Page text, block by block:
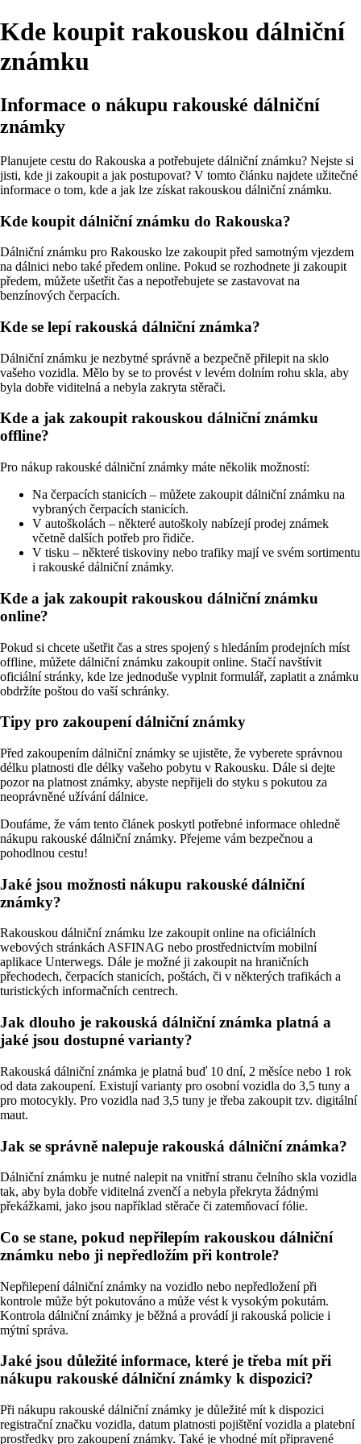
Kde koupit rakouskou dálniční
známku
Informace o nákupu rakouské dálniční
známky
Planujete cestu do Rakouska a potřebujete dálniční známku? Nejste si
jisti, kde ji zakoupit a jak postupovat? V tomto článku najdete užitečné
informace o tom, kde a jak lze získat rakouskou dálniční známku.
Kde koupit dálniční známku do Rakouska?
Dálniční známku pro Rakousko lze zakoupit před samotným vjezdem
na dálnici nebo také předem online. Pokud se rozhodnete ji zakoupit
předem, můžete ušetřit čas a nepotřebujete se zastavovat na
benzínových čerpacích.
Kde se lepí rakouská dálniční známka?
Dálniční známku je nezbytné správně a bezpečně přilepit na sklo
vašeho vozidla. Mělo by se to provést v levém dolním rohu skla, aby
byla dobře viditelná a nebyla zakryta stěrači.
Kde a jak zakoupit rakouskou dálniční známku
offline?
Pro nákup rakouské dálniční známky máte několik možností:
Na čerpacích stanicích – můžete zakoupit dálniční známku na
vybraných čerpacích stanicích.
V autoškolách – některé autoškoly nabízejí prodej známek
včetně dalších potřeb pro řidiče.
V tisku – některé tiskoviny nebo trafiky mají ve svém sortimentu
i rakouské dálniční známky.
Kde a jak zakoupit rakouskou dálniční známku
online?
Pokud si chcete ušetřit čas a stres spojený s hledáním prodejních míst
offline, můžete dálniční známku zakoupit online. Stačí navštívit
oficiální stránky, kde lze jednoduše vyplnit formulář, zaplatit a známku
obdržíte poštou do vaší schránky.
Tipy pro zakoupení dálniční známky
Před zakoupením dálniční známky se ujistěte, že vyberete správnou
délku platnosti dle délky vašeho pobytu v Rakousku. Dále si dejte
pozor na platnost známky, abyste nepřijeli do styku s pokutou za
neoprávněné užívání dálnice.
Doufáme, že vám tento článek poskytl potřebné informace ohledně
nákupu rakouské dálniční známky. Přejeme vám bezpečnou a
pohodlnou cestu!
Jaké jsou možnosti nákupu rakouské dálniční
známky?
Rakouskou dálniční známku lze zakoupit online na oficiálních
webových stránkách ASFINAG nebo prostřednictvím mobilní
aplikace Unterwegs. Dále je možné ji zakoupit na hraničních
přechodech, čerpacích stanicích, poštách, či v některých trafikách a
turistických informačních centrech.
Jak dlouho je rakouská dálniční známka platná a
jaké jsou dostupné varianty?
Rakouská dálniční známka je platná buď 10 dní, 2 měsíce nebo 1 rok
od data zakoupení. Existují varianty pro osobní vozidla do 3,5 tuny a
pro motocykly. Pro vozidla nad 3,5 tuny je třeba zakoupit tzv. digitální
maut.
Jak se správně nalepuje rakouská dálniční známka?
Dálniční známku je nutné nalepit na vnitřní stranu čelního skla vozidla
tak, aby byla dobře viditelná zvenčí a nebyla překryta žádnými
překážkami, jako jsou například stěrače či zatemňovací fólie.
Co se stane, pokud nepřilepím rakouskou dálniční
známku nebo ji nepředložím při kontrole?
Nepřilepení dálniční známky na vozidlo nebo nepředložení při
kontrole může být pokutováno a může vést k vysokým pokutám.
Kontrola dálniční známky je běžná a provádí ji rakouská policie i
mýtní správa.
Jaké jsou důležité informace, které je třeba mít při
nákupu rakouské dálniční známky k dispozici?
Při nákupu rakouské dálniční známky je důležité mít k dispozici
registrační značku vozidla, datum platnosti pojištění vozidla a platební
prostředky pro zakoupení známky. Také je vhodné mít připravené